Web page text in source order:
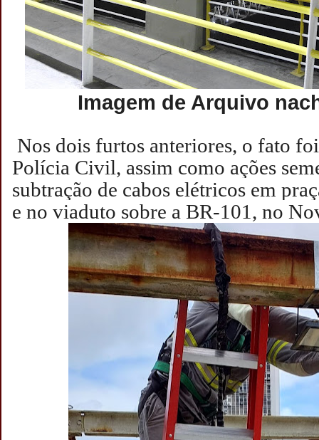
Imagem de Arquivo
Nos dois furtos anteriores, o fato
Polícia Civil, assim como ações
subtração de cabos elétricos em
e no viaduto sobre a BR-101, no